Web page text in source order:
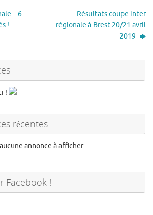
– 6
!
Résultats coupe inter
régionale à Brest 20/21 avril
2019
!
récentes
annonce à afficher.
Facebook !